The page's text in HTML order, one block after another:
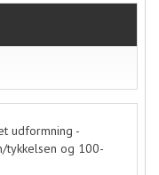
udformning -
tykkelsen og 100-